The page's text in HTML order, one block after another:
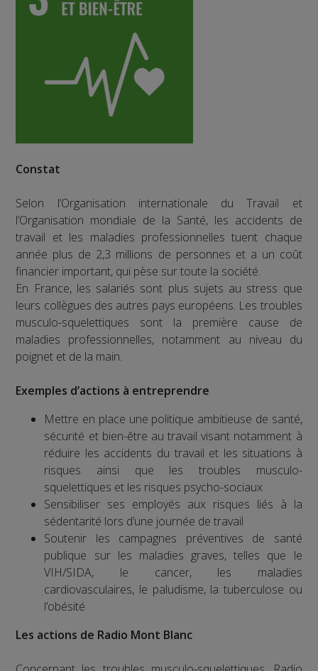
Constat
Selon l’Organisation internationale du Travail et
l’Organisation mondiale de la Santé, les accidents de
travail et les maladies professionnelles tuent chaque
année plus de 2,3 millions de personnes et a un coût
financier important, qui pèse sur toute la société.
En France, les salariés sont plus sujets au stress que
leurs collègues des autres pays européens. Les troubles
musculo-squelettiques sont la première cause de
maladies professionnelles, notamment au niveau du
poignet et de la main.
Exemples d’actions à entreprendre
Mettre en place une politique ambitieuse de santé,
sécurité et bien-être au travail visant notamment à
réduire les accidents du travail et les situations à
risques ainsi que les troubles musculo-
squelettiques et les risques psycho-sociaux
Sensibiliser ses employés aux risques liés à la
sédentarité lors d’une journée de travail
Soutenir les campagnes préventives de santé
publique sur les maladies graves, telles que le
VIH/SIDA, le cancer, les maladies
cardiovasculaires, le paludisme, la tuberculose ou
l’obésité
Les actions de Radio Mont Blanc